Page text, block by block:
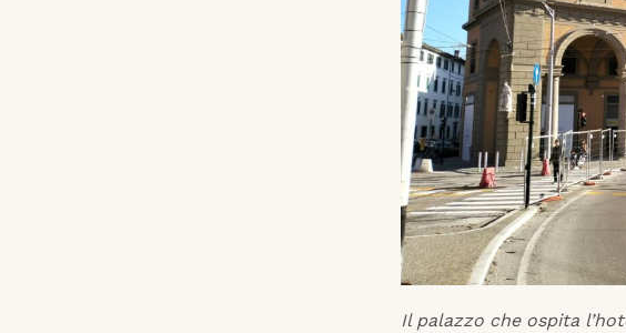
Il palazzo che ospita